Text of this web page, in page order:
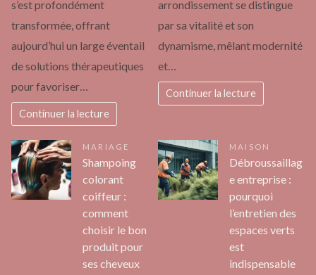
s’est profondément
transformée, offrant
aujourd’hui un large éventail
de solutions thérapeutiques
pour favoriser…
Continuer la lecture
arrondissement se distingue
par sa vitalité et son
dynamisme, mêlant modernité
et…
Continuer la lecture
MARIAGE
Shampoing
colorant
coiffeur :
comment
choisir le bon
produit pour
ses cheveux
MAISON
Débroussaillag
e entreprise :
pourquoi
l’entretien des
espaces verts
est
indispensable